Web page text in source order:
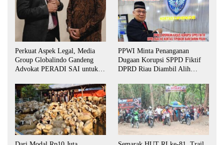
Perkuat Aspek Legal, Media
Group Globalindo Gandeng
Advokat PERADI SAI untuk
PPWI Minta Penanganan
Dugaan Korupsi SPPD Fiktif
DPRD Riau Diambil Alih